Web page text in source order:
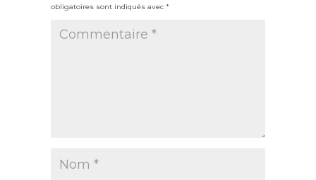
obligatoires sont indiqués avec *